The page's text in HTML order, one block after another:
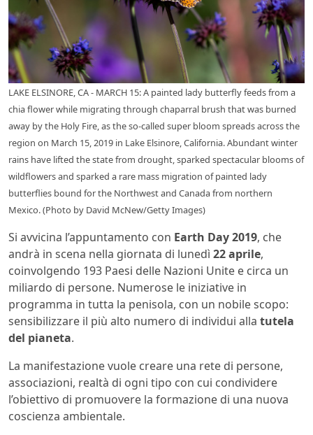
LAKE ELSINORE, CA - MARCH 15: A painted lady butterfly feeds from a
chia flower while migrating through chaparral brush that was burned
away by the Holy Fire, as the so-called super bloom spreads across the
region on March 15, 2019 in Lake Elsinore, California. Abundant winter
rains have lifted the state from drought, sparked spectacular blooms of
wildflowers and sparked a rare mass migration of painted lady
butterflies bound for the Northwest and Canada from northern
Mexico. (Photo by David McNew/Getty Images)
Si avvicina l’appuntamento con Earth Day 2019, che
andrà in scena nella giornata di lunedì 22 aprile,
coinvolgendo 193 Paesi delle Nazioni Unite e circa un
miliardo di persone. Numerose le iniziative in
programma in tutta la penisola, con un nobile scopo:
sensibilizzare il più alto numero di individui alla tutela
del pianeta.
La manifestazione vuole creare una rete di persone,
associazioni, realtà di ogni tipo con cui condividere
l’obiettivo di promuovere la formazione di una nuova
coscienza ambientale.